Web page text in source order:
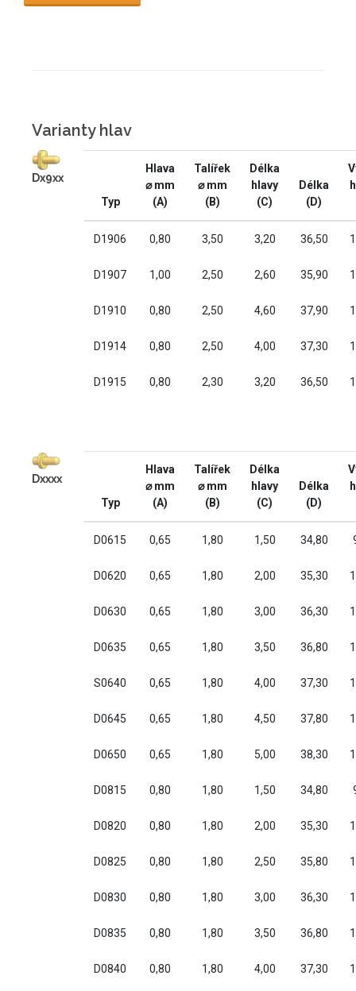
Varianty hlav
Dx9xx
Typ
Hlava
⌀ mm
(A)
Talířek
⌀ mm
(B)
Délka
hlavy
(C)
Délka
(D)
D1906 0,80 3,50 3,20 36,50
D1907 1,00 2,50 2,60 35,90
D1910 0,80 2,50 4,60 37,90
D1914 0,80 2,50 4,00 37,30
D1915 0,80 2,30 3,20 36,50
Dxxxx
Typ
Hlava
⌀ mm
(A)
Talířek
⌀ mm
(B)
Délka
hlavy
(C)
Délka
(D)
D0615 0,65 1,80 1,50 34,80
D0620 0,65 1,80 2,00 35,30
D0630 0,65 1,80 3,00 36,30
D0635 0,65 1,80 3,50 36,80
S0640 0,65 1,80 4,00 37,30
D0645 0,65 1,80 4,50 37,80
D0650 0,65 1,80 5,00 38,30
D0815 0,80 1,80 1,50 34,80
D0820 0,80 1,80 2,00 35,30
D0825 0,80 1,80 2,50 35,80
D0830 0,80 1,80 3,00 36,30
D0835 0,80 1,80 3,50 36,80
D0840 0,80 1,80 4,00 37,30